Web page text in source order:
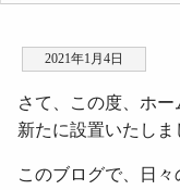
2021年1月4日
さて、この度、ホ
新たに設置いたしま
このブログで、日